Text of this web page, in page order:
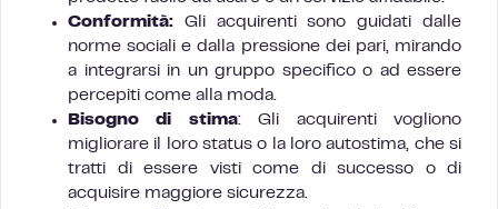
Conformità: Gli acquirenti sono guidati dalle
norme sociali e dalla pressione dei pari, mirando
a integrarsi in un gruppo specifico o ad essere
percepiti come alla moda.
Bisogno di stima: Gli acquirenti vogliono
migliorare il loro status o la loro autostima, che si
tratti di essere visti come di successo o di
acquisire maggiore sicurezza.